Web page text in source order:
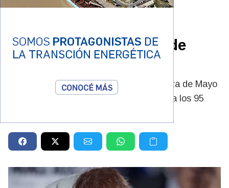
14/06/2026
presidenta de Madres de
Plaza de Mayo
La histórica referente de Madres de Plaza de Mayo
(línea fundadora) falleció este domingo a los 95